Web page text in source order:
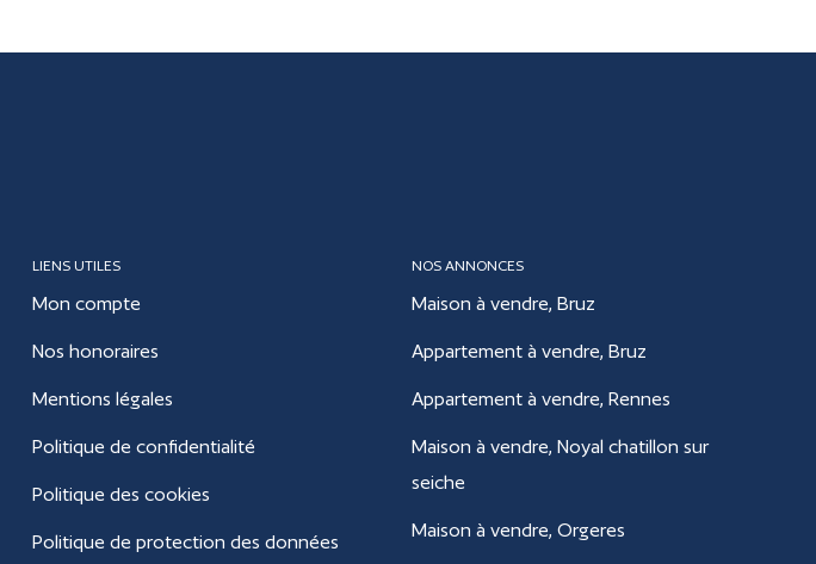
LIENS UTILES
Mon compte
Nos honoraires
Mentions légales
Politique de confidentialité
Politique des cookies
Politique de protection des données
NOS ANNONCES
Maison à vendre, Bruz
Appartement à vendre, Bruz
Appartement à vendre, Rennes
Maison à vendre, Noyal chatillon sur
seiche
Maison à vendre, Orgeres